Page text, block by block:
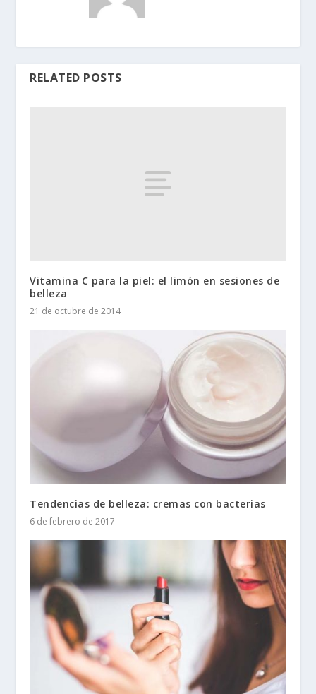
RELATED POSTS
Vitamina C para la piel: el limón en sesiones de
belleza
21 de octubre de 2014
Tendencias de belleza: cremas con bacterias
6 de febrero de 2017